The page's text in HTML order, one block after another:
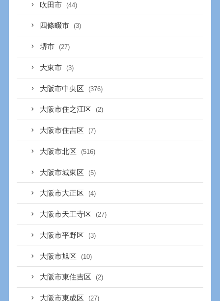
吹田市 (44)
四條畷市 (3)
堺市 (27)
大東市 (3)
大阪市中央区 (376)
大阪市住之江区 (2)
大阪市住吉区 (7)
大阪市北区 (516)
大阪市城東区 (5)
大阪市大正区 (4)
大阪市天王寺区 (27)
大阪市平野区 (3)
大阪市旭区 (10)
大阪市東住吉区 (2)
大阪市東成区 (27)